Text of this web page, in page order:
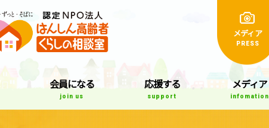
メディア
PRESS
会員になる
join us
応援する
support
メディア
infomation